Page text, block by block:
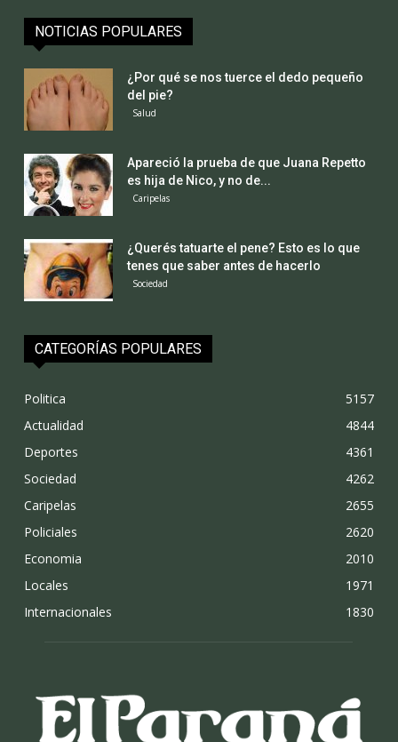
NOTICIAS POPULARES
¿Por qué se nos tuerce el dedo pequeño
del pie?
Salud
Apareció la prueba de que Juana Repetto
es hija de Nico, y no de...
Caripelas
¿Querés tatuarte el pene? Esto es lo que
tenes que saber antes de hacerlo
Sociedad
CATEGORÍAS POPULARES
Politica
5157
Actualidad
4844
Deportes
4361
Sociedad
4262
Caripelas
2655
Policiales
2620
Economia
2010
Locales
1971
Internacionales
1830